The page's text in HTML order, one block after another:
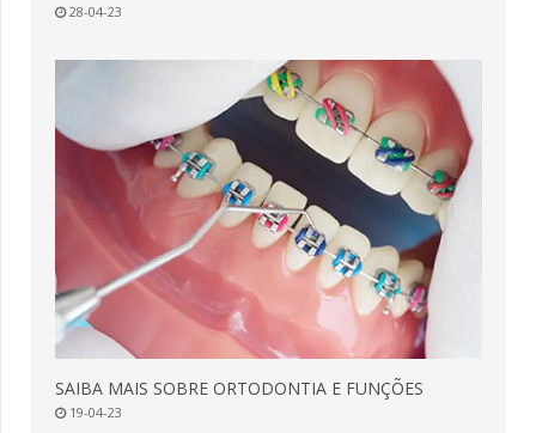
28-04-23
SAIBA MAIS SOBRE ORTODONTIA E FUNÇÕES
19-04-23